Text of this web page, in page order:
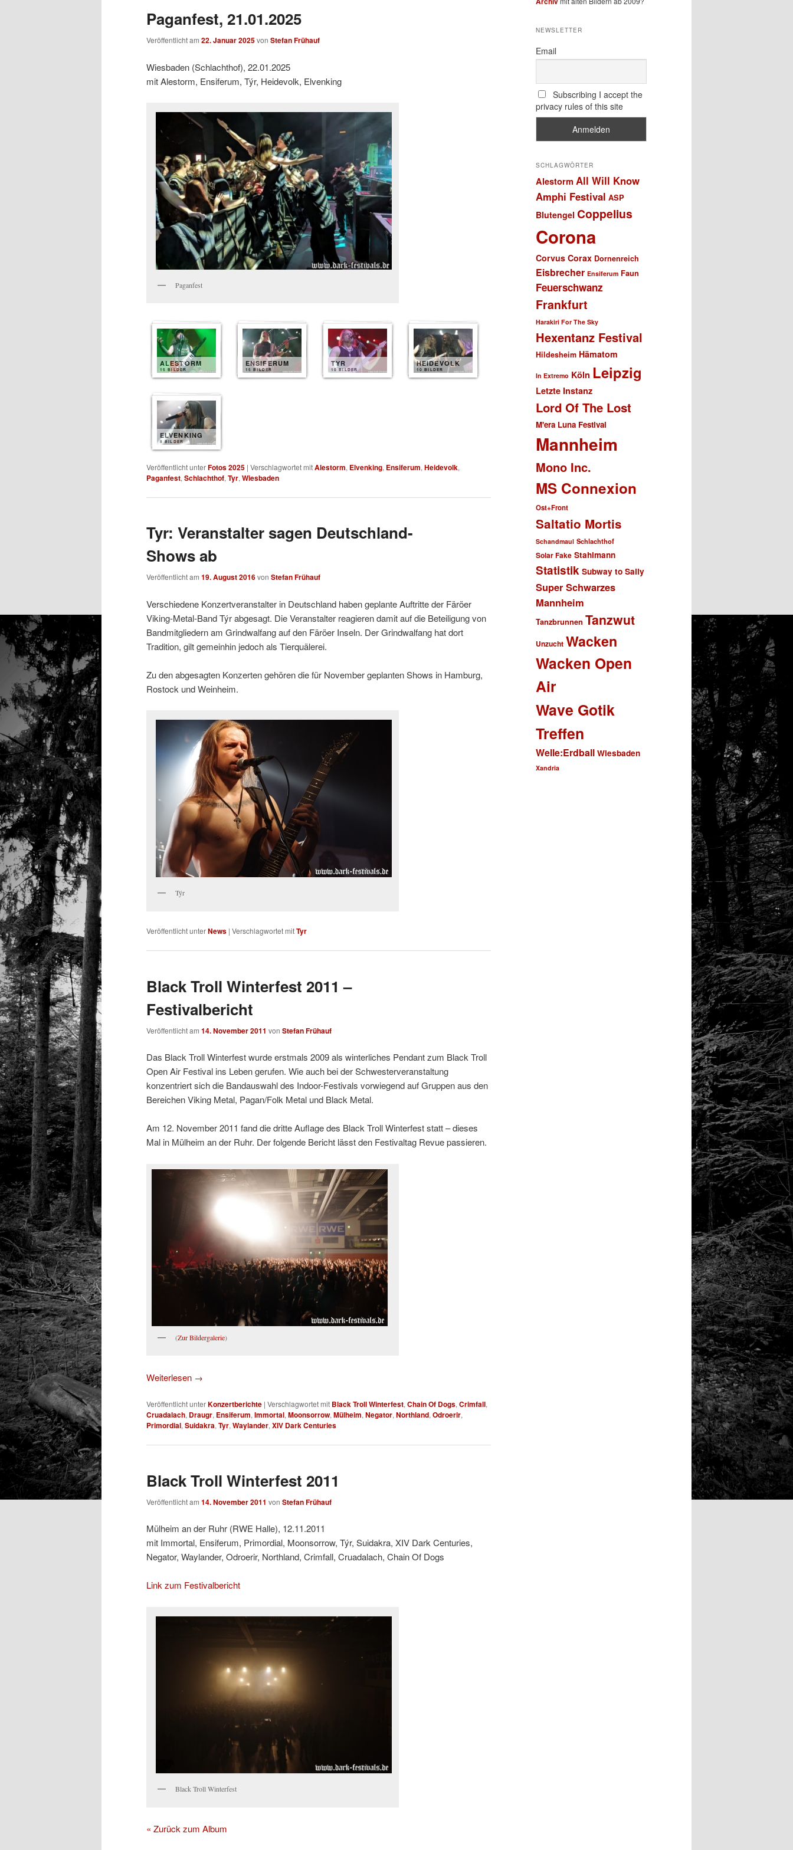
Paganfest, 21.01.2025
Veröffentlicht am 22. Januar 2025von Stefan Frühauf
Wiesbaden (Schlachthof), 22.01.2025
mit Alestorm, Ensiferum, Týr, Heidevolk, Elvenking
Paganfest
ALESTORM
15 BILDER
ENSIFERUM
15 BILDER
TYR
10 BILDER
HEIDEVOLK
10 BILDER
ELVENKING
8 BILDER
Veröffentlicht unterFotos 2025 | Verschlagwortet mitAlestorm, Elvenking, Ensiferum, Heidevolk,
Paganfest, Schlachthof, Tyr, Wiesbaden
Tyr: Veranstalter sagen Deutschland-
Shows ab
Veröffentlicht am 19. August 2016von Stefan Frühauf
Verschiedene Konzertveranstalter in Deutschland haben geplante Auftritte der Färöer
Viking-Metal-Band Týr abgesagt. Die Veranstalter reagieren damit auf die Beteiligung von
Bandmitgliedern am Grindwalfang auf den Färöer Inseln. Der Grindwalfang hat dort
Tradition, gilt gemeinhin jedoch als Tierquälerei.
Zu den abgesagten Konzerten gehören die für November geplanten Shows in Hamburg,
Rostock und Weinheim.
Týr
Veröffentlicht unterNews | Verschlagwortet mitTyr
Black Troll Winterfest 2011 –
Festivalbericht
Veröffentlicht am 14. November 2011 von Stefan Frühauf
Das Black Troll Winterfest wurde erstmals 2009 als winterliches Pendant zum Black Troll
Open Air Festival ins Leben gerufen. Wie auch bei der Schwesterveranstaltung
konzentriert sich die Bandauswahl des Indoor-Festivals vorwiegend auf Gruppen aus den
Bereichen Viking Metal, Pagan/Folk Metal und Black Metal.
Am 12. November 2011 fand die dritte Auflage des Black Troll Winterfest statt – dieses
Mal in Mülheim an der Ruhr. Der folgende Bericht lässt den Festivaltag Revue passieren.
(Zur Bildergalerie)
Weiterlesen →
Veröffentlicht unterKonzertberichte | Verschlagwortet mit Black Troll Winterfest, Chain Of Dogs, Crimfall,
Cruadalach, Draugr, Ensiferum, Immortal, Moonsorrow, Mülheim, Negator, Northland, Odroerir,
Primordial, Suidakra, Tyr, Waylander, XIV Dark Centuries
Black Troll Winterfest 2011
Veröffentlicht am 14. November 2011 von Stefan Frühauf
Mülheim an der Ruhr (RWE Halle), 12.11.2011
mit Immortal, Ensiferum, Primordial, Moonsorrow, Týr, Suidakra, XIV Dark Centuries,
Negator, Waylander, Odroerir, Northland, Crimfall, Cruadalach, Chain Of Dogs
Link zum Festivalbericht
Black Troll Winterfest
« Zurück zum Album
NEWSLETTER
Email
Subscribing I accept the
privacy rules of this site
SCHLAGWÖRTER
Alestorm All Will Know
Amphi Festival ASP
Blutengel Coppelius
Corona
Corvus Corax Dornenreich
Eisbrecher Ensiferum Faun
Feuerschwanz
Frankfurt
Harakiri For The Sky
Hexentanz Festival
Hildesheim Hämatom
In Extremo Köln Leipzig
Letzte Instanz
Lord Of The Lost
M'era Luna Festival
Mannheim
Mono Inc.
MS Connexion
Ost+Front
Saltatio Mortis
Schandmaul Schlachthof
Solar Fake Stahlmann
Statistik Subway to Sally
Super Schwarzes
Mannheim
Tanzbrunnen Tanzwut
Unzucht Wacken
Wacken Open
Air
Wave Gotik
Treffen
Welle:Erdball Wiesbaden
Xandria